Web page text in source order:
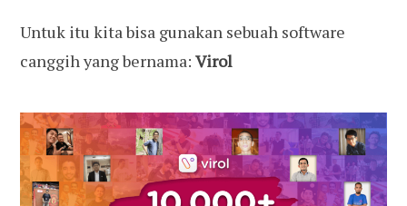
Untuk itu kita bisa gunakan sebuah software
canggih yang bernama: Virol